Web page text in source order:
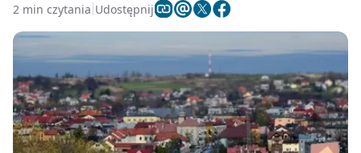
2 min czytania Udostępnij